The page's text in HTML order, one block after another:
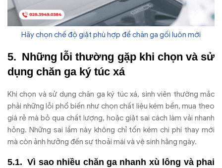
Hãy chọn chế độ giặt phù hợp để chăn ga gối luôn mới
Những lỗi thường gặp khi chọn và sử
dụng chăn ga ký túc xá
Khi chọn và sử dụng chăn ga ký túc xá, sinh viên thường mắc
phải những lỗi phổ biến như chọn chất liệu kém bền, mua theo
giá rẻ mà bỏ qua chất lượng, hoặc giặt sai cách làm vải nhanh
hỏng. Những sai lầm này không chỉ tốn kém chi phí thay mới
mà còn ảnh hưởng đến sự thoải mái và vệ sinh hằng ngày.
Vì sao nhiều chăn ga nhanh xù lông và phai